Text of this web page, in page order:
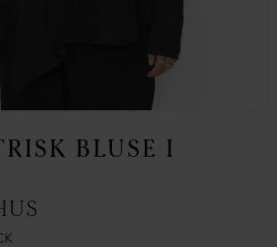
BLUSE I